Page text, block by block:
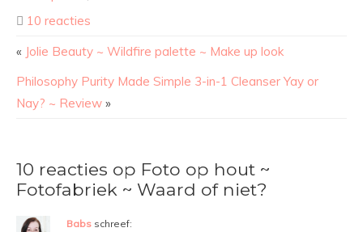
10 reacties
« Jolie Beauty ~ Wildfire palette ~ Make up look
Philosophy Purity Made Simple 3-in-1 Cleanser Yay or
Nay? ~ Review »
10 reacties op Foto op hout ~
Fotofabriek ~ Waard of niet?
Babs schreef: